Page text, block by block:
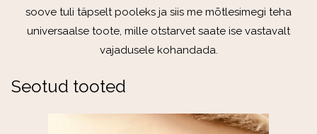
soove tuli täpselt pooleks ja siis me mõtlesimegi teha
universaalse toote, mille otstarvet saate ise vastavalt
vajadusele kohandada.
Seotud tooted